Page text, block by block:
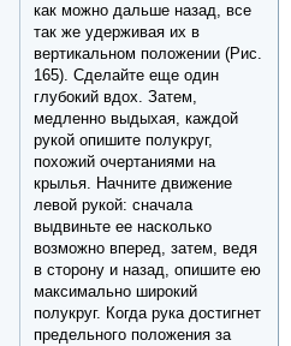
как можно дальше назад, все
так же удерживая их в
вертикальном положении (Рис.
165). Сделайте еще один
глубокий вдох. Затем,
медленно выдыхая, каждой
рукой опишите полукруг,
похожий очертаниями на
крылья. Начните движение
левой рукой: сначала
выдвиньте ее насколько
возможно вперед, затем, ведя
в сторону и назад, опишите ею
максимально широкий
полукруг. Когда рука достигнет
предельного положения за